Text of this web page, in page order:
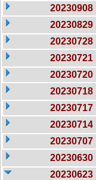
20230908
20230829
20230728
20230721
20230720
20230718
20230717
20230714
20230707
20230630
20230623